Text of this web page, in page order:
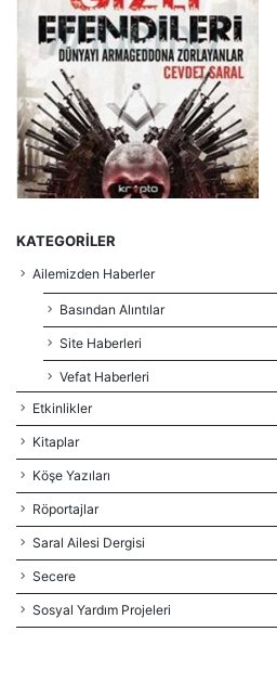
KATEGORILER
Ailemizden Haberler
Basından Alıntılar
Site Haberleri
Vefat Haberleri
Etkinlikler
Kitaplar
Köşe Yazıları
Röportajlar
Saral Ailesi Dergisi
Secere
Sosyal Yardım Projeleri